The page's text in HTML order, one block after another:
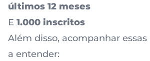
últimos 12 meses
E 1.000 inscritos
Além disso, acompanhar
a entender: